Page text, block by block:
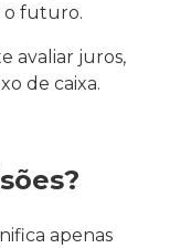
o futuro.
avaliar juros,
de caixa.
apenas